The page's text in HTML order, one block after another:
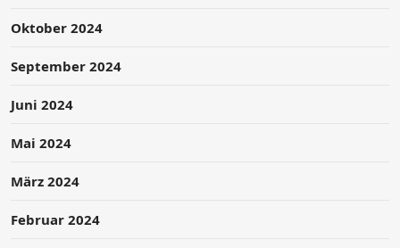
Oktober 2024
September 2024
Juni 2024
Mai 2024
März 2024
Februar 2024